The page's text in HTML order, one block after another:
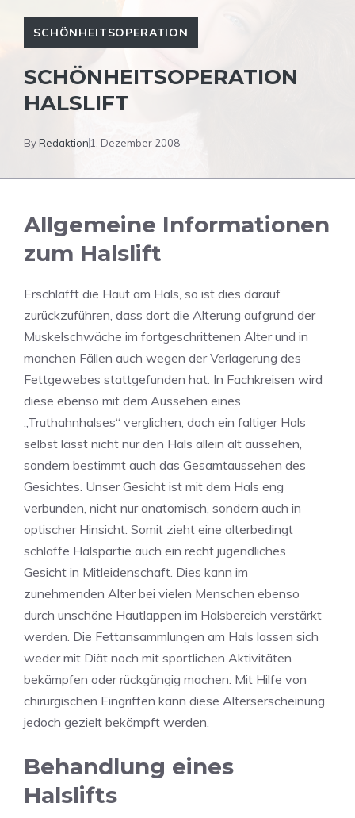
SCHÖNHEITSOPERATION
SCHÖNHEITSOPERATION
HALSLIFT
ByRedaktion 1. Dezember 2008
Allgemeine Informationen
zum Halslift
Erschlafft die Haut am Hals, so ist dies darauf
zurückzuführen, dass dort die Alterung aufgrund der
Muskelschwäche im fortgeschrittenen Alter und in
manchen Fällen auch wegen der Verlagerung des
Fettgewebes stattgefunden hat. In Fachkreisen wird
diese ebenso mit dem Aussehen eines
„Truthahnhalses“ verglichen, doch ein faltiger Hals
selbst lässt nicht nur den Hals allein alt aussehen,
sondern bestimmt auch das Gesamtaussehen des
Gesichtes. Unser Gesicht ist mit dem Hals eng
verbunden, nicht nur anatomisch, sondern auch in
optischer Hinsicht. Somit zieht eine alterbedingt
schlaffe Halspartie auch ein recht jugendliches
Gesicht in Mitleidenschaft. Dies kann im
zunehmenden Alter bei vielen Menschen ebenso
durch unschöne Hautlappen im Halsbereich verstärkt
werden. Die Fettansammlungen am Hals lassen sich
weder mit Diät noch mit sportlichen Aktivitäten
bekämpfen oder rückgängig machen. Mit Hilfe von
chirurgischen Eingriffen kann diese Alterserscheinung
jedoch gezielt bekämpft werden.
Behandlung eines
Halslifts